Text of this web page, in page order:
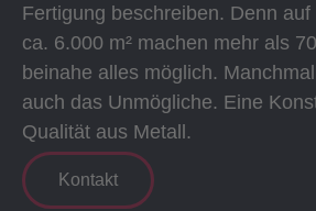
Fertigung beschreiben. Denn
ca. 6.000 m² machen mehr als
beinahe alles möglich.
auch das Unmögliche. Eine
Qualität aus Metall.
Kontakt